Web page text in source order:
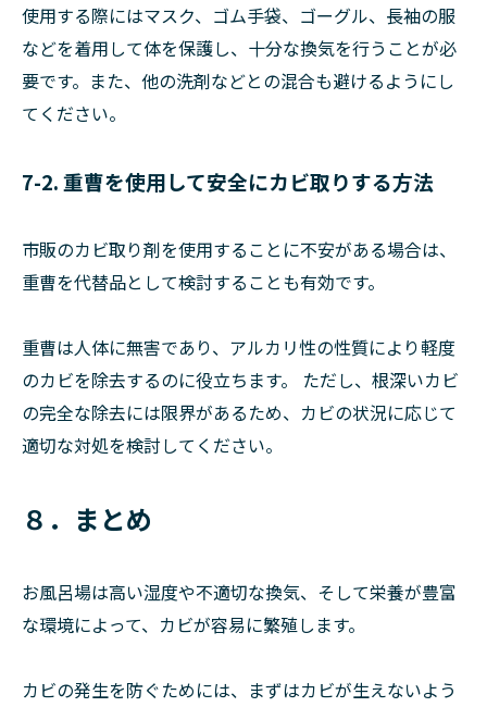
使用する際にはマスク、ゴム手袋、ゴーグル、長袖の服
などを着用して体を保護し、十分な換気を行うことが必
要です。また、他の洗剤などとの混合も避けるようにし
てください。
7-2. 重曹を使用して安全にカビ取りする方法
市販のカビ取り剤を使用することに不安がある場合は、
重曹を代替品として検討することも有効です。
重曹は人体に無害であり、アルカリ性の性質により軽度
のカビを除去するのに役立ちます。 ただし、根深いカビ
の完全な除去には限界があるため、カビの状況に応じて
適切な対処を検討してください。
８．まとめ
お風呂場は高い湿度や不適切な換気、そして栄養が豊富
な環境によって、カビが容易に繁殖します。
カビの発生を防ぐためには、まずはカビが生えないよう